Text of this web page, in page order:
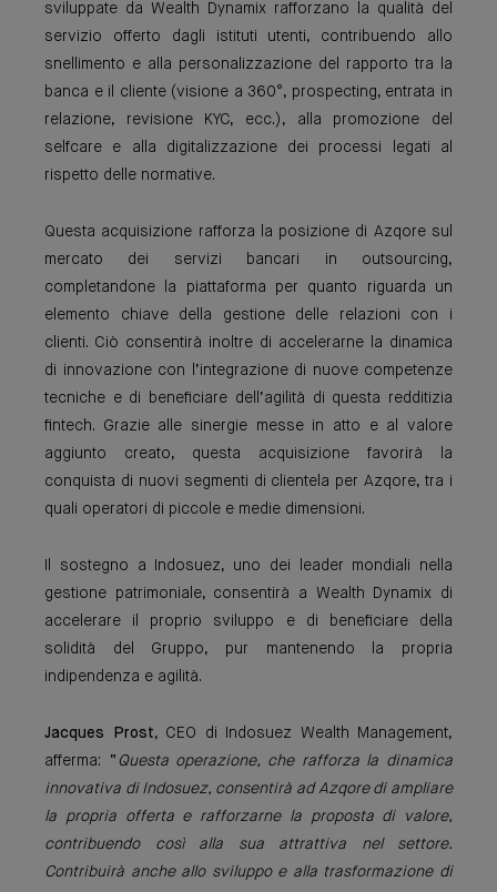
sviluppate da Wealth Dynamix rafforzano la qualità del
servizio offerto dagli istituti utenti, contribuendo allo
snellimento e alla personalizzazione del rapporto tra la
banca e il cliente (visione a 360°, prospecting, entrata in
relazione, revisione KYC, ecc.), alla promozione del
selfcare e alla digitalizzazione dei processi legati al
rispetto delle normative.
Questa acquisizione rafforza la posizione di Azqore sul
mercato dei servizi bancari in outsourcing,
completandone la piattaforma per quanto riguarda un
elemento chiave della gestione delle relazioni con i
clienti. Ciò consentirà inoltre di accelerarne la dinamica
di innovazione con l’integrazione di nuove competenze
tecniche e di beneficiare dell’agilità di questa redditizia
fintech. Grazie alle sinergie messe in atto e al valore
aggiunto creato, questa acquisizione favorirà la
conquista di nuovi segmenti di clientela per Azqore, tra i
quali operatori di piccole e medie dimensioni.
Il sostegno a Indosuez, uno dei leader mondiali nella
gestione patrimoniale, consentirà a Wealth Dynamix di
accelerare il proprio sviluppo e di beneficiare della
solidità del Gruppo, pur mantenendo la propria
indipendenza e agilità.
Jacques Prost, CEO di Indosuez Wealth Management,
afferma: “ Questa operazione, che rafforza la dinamica
innovativa di Indosuez, consentirà ad Azqore di ampliare
la propria offerta e rafforzarne la proposta di valore,
contribuendo così alla sua attrattiva nel settore.
Contribuirà anche allo sviluppo e alla trasformazione di